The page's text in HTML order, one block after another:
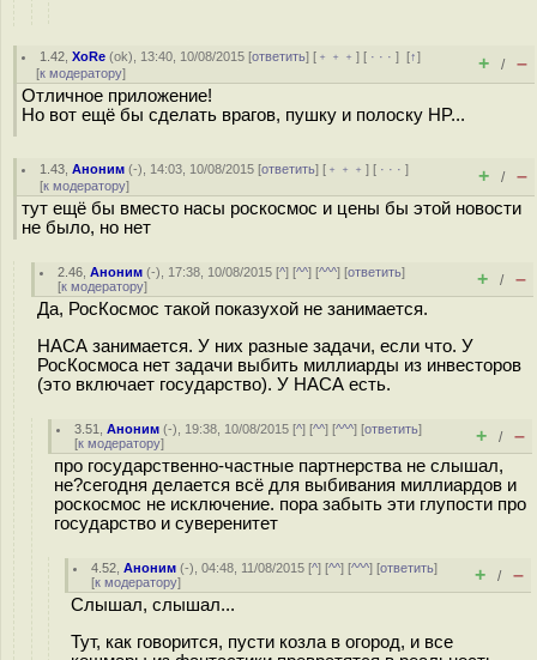
1.42 ,XoRe (ok), 13:40, 10/08/2015 [ответить] [ ﹢﹢﹢] [ · · ·][↑]
[к модератору] + / –
Отличное приложение!
Но вот ещё бы сделать врагов, пушку и полоску HP...
1.43 ,Аноним (-), 14:03, 10/08/2015 [ответить] [ ﹢﹢﹢] [ · · ·]
[к модератору] + / –
тут ещё бы вместо насы роскосмос и цены бы этой новости
не было, но нет
2.46 ,Аноним (-), 17:38, 10/08/2015 [^] [^^] [^^^] [ответить]
[к модератору] + / –
Да, РосКосмос такой показухой не занимается.
НАСА занимается. У них разные задачи, если что. У
РосКосмоса нет задачи выбить миллиарды из инвесторов
(это включает государство). У НАСА есть.
3.51 ,Аноним (-), 19:38, 10/08/2015 [^] [^^] [^^^] [ответить]
[к модератору] + / –
про государственно-частные партнерства не слышал,
не?сегодня делается всё для выбивания миллиардов и
роскосмос не исключение. пора забыть эти глупости про
государство и суверенитет
4.52 ,Аноним (-), 04:48, 11/08/2015 [^] [^^] [^^^] [ответить]
[к модератору] + / –
Слышал, слышал...
Тут, как говорится, пусти козла в огород, и все